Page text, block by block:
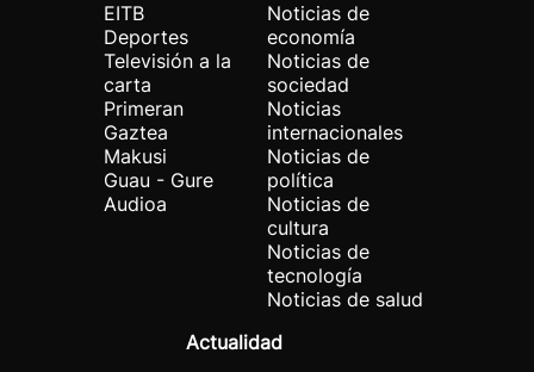
EITB
Deportes
Televisión a la
carta
Primeran
Gaztea
Makusi
Guau - Gure
Audioa
Noticias de
economía
Noticias de
sociedad
Noticias
internacionales
Noticias de
política
Noticias de
cultura
Noticias de
tecnología
Noticias de salud
Actualidad